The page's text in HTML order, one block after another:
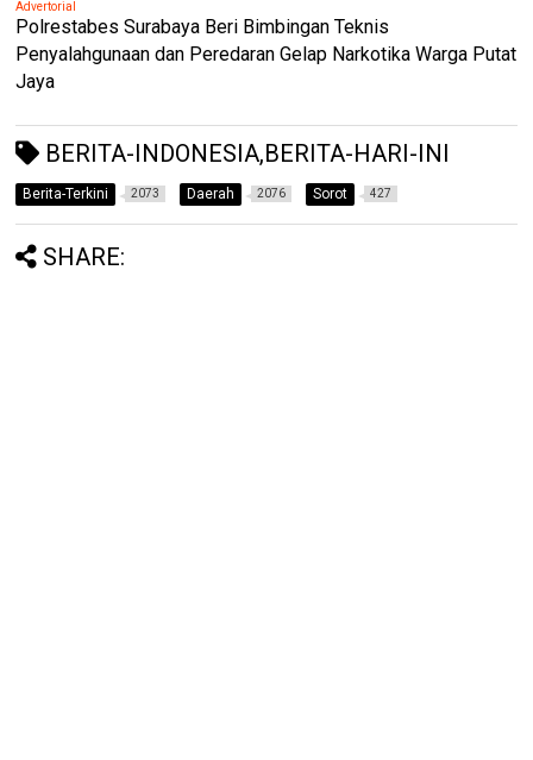
Advertorial
Polrestabes Surabaya Beri Bimbingan Teknis
Penyalahgunaan dan Peredaran Gelap Narkotika Warga Putat
Jaya
BERITA-INDONESIA,BERITA-HARI-INI
Berita-Terkini 2073 Daerah 2076 Sorot 427
SHARE: